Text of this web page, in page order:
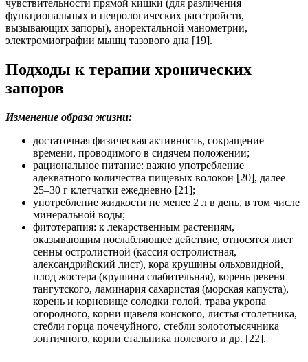
чувствительности прямой кишки (для различения
функциональных и неврологических расстройств,
вызывающих запоры), аноректальной манометрии,
электромиографии мышц тазового дна [19].
Подходы к терапии хронических
запоров
Изменение образа жизни:
достаточная физическая активность, сокращение
времени, проводимого в сидячем положении;
рациональное питание: важно употребление
адекватного количества пищевых волокон [20], далее
25–30 г клетчатки ежедневно [21];
употребление жидкости не менее 2 л в день, в том числе
минеральной воды;
фитотерапия: к лекарственным растениям,
оказывающим послабляющее действие, относятся лист
сенны остролистной (кассия остролистная,
александрийский лист), кора крушины ольховидной,
плод жостера (крушина слабительная), корень ревеня
тангутского, ламинария сахаристая (морская капуста),
корень и корневище солодки голой, трава укропа
огородного, корни щавеля конского, листья столетника,
стебли горца почечуйного, стебли золототысячника
зонтичного, корни стальника полевого и др. [22].